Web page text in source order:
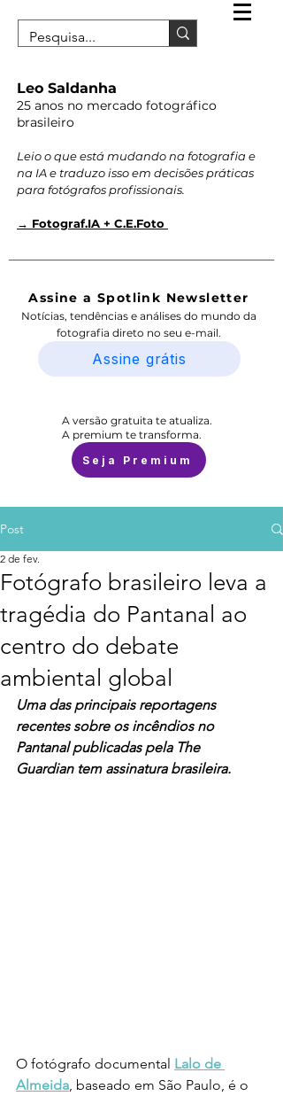
Leo Saldanha
25 anos no mercado fotográfico
brasileiro
Leio o que está mudando na fotografia e
na IA e traduzo isso em decisões práticas
para fotógrafos profissionais.
→ Fotograf.IA + C.E.Foto
Assine a Spotlink Newsletter
Notícias, tendências e análises do mundo da
fotografia direto no seu e-mail.
Assine grátis
A versão gratuita te atualiza.
A premium te transforma.
Seja Premium
Post
Fotógrafo brasileiro leva a
tragédia do Pantanal ao
centro do debate
ambiental global
2 de fev.
Uma das principais reportagens
recentes sobre os incêndios no
Pantanal publicadas pela The
Guardian tem assinatura brasileira.
O fotógrafo documental Lalo de
Almeida , baseado em São Paulo, é o